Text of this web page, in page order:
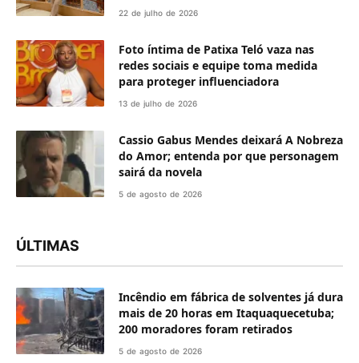
22 de julho de 2026
Foto íntima de Patixa Teló vaza nas
redes sociais e equipe toma medida
para proteger influenciadora
13 de julho de 2026
Cassio Gabus Mendes deixará A Nobreza
do Amor; entenda por que personagem
sairá da novela
5 de agosto de 2026
ÚLTIMAS
Incêndio em fábrica de solventes já dura
mais de 20 horas em Itaquaquecetuba;
200 moradores foram retirados
5 de agosto de 2026